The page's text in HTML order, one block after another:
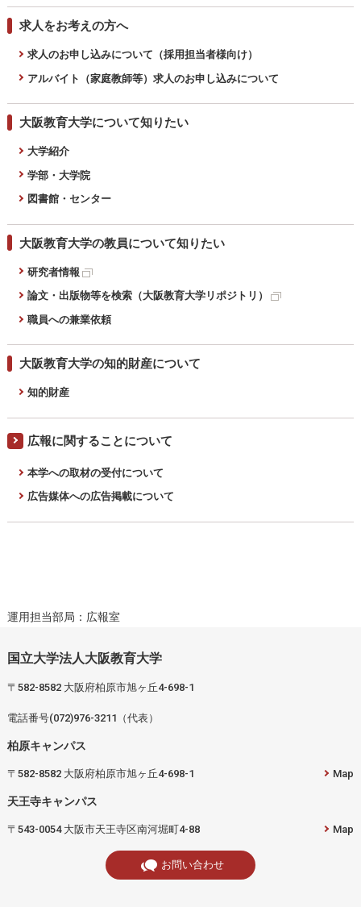
求人をお考えの方へ
求人のお申し込みについて（採用担当者様向け）
アルバイト（家庭教師等）求人のお申し込みについて
大阪教育大学について知りたい
大学紹介
学部・大学院
図書館・センター
大阪教育大学の教員について知りたい
研究者情報
論文・出版物等を検索（大阪教育大学リポジトリ）
職員への兼業依頼
大阪教育大学の知的財産について
知的財産
広報に関することについて
本学への取材の受付について
広告媒体への広告掲載について
運用担当部局：広報室
国立大学法人大阪教育大学
〒582-8582 大阪府柏原市旭ヶ丘4-698-1
電話番号(072)976-3211（代表）
柏原キャンパス
〒582-8582 大阪府柏原市旭ヶ丘4-698-1 Map
天王寺キャンパス
〒543-0054 大阪市天王寺区南河堀町4-88 Map
お問い合わせ